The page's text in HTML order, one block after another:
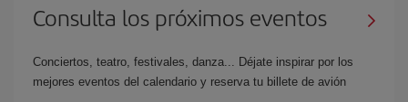
Consulta los próximos eventos
Conciertos, teatro, festivales, danza... Déjate inspirar por los
mejores eventos del calendario y reserva tu billete de avión